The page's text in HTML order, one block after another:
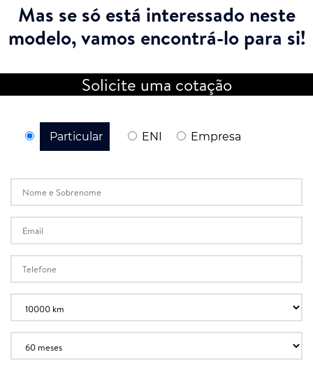
Mas se só está interessado neste
modelo,vamos encontrá-lo para si!
Solicite uma cotação
Particular ENI Empresa